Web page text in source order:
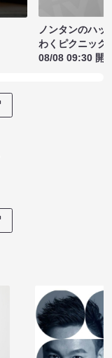
ノンタンのハッ
わくピクニック
08/08 09:30 開